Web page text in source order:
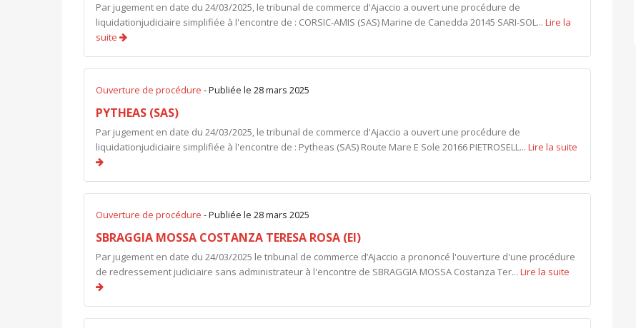
Par jugement en date du 24/03/2025, le tribunal de commerce d'Ajaccio a ouvert une procédure de
liquidationjudiciaire simplifiée à l'encontre de : CORSIC-AMIS (SAS) Marine de Canedda 20145 SARI-SOL... Lire la
suite
Ouverture de procédure - Publiée le 28 mars 2025
PYTHEAS (SAS)
Par jugement en date du 24/03/2025, le tribunal de commerce d'Ajaccio a ouvert une procédure de
liquidationjudiciaire simplifiée à l'encontre de : Pytheas (SAS) Route Mare E Sole 20166 PIETROSELL... Lire la suite
Ouverture de procédure - Publiée le 28 mars 2025
SBRAGGIA MOSSA COSTANZA TERESA ROSA (EI)
Par jugement en date du 24/03/2025 le tribunal de commerce d’Ajaccio a prononcé l'ouverture d'une procédure
de redressement judiciaire sans administrateur à l'encontre de SBRAGGIA MOSSA Costanza Ter... Lire la suite